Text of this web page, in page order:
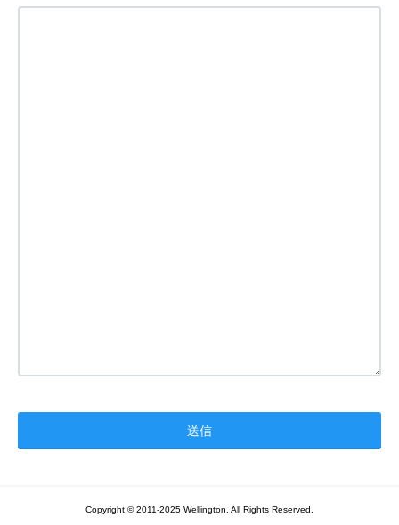
Copyright © 2011-2025 Wellington. All Rights Reserved.